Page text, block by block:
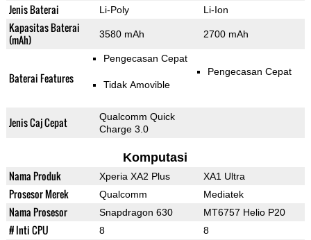
Jenis Baterai Li-Poly Li-Ion
Kapasitas Baterai
(mAh)
3580 mAh 2700 mAh
Baterai Features
Pengecasan Cepat
Tidak Amovible
Pengecasan Cepat
Jenis Caj Cepat
Qualcomm Quick
Charge 3.0
Komputasi
Nama Produk Xperia XA2 Plus XA1 Ultra
Prosesor Merek Qualcomm Mediatek
Nama Prosesor Snapdragon 630 MT6757 Helio P20
# Inti CPU 8 8